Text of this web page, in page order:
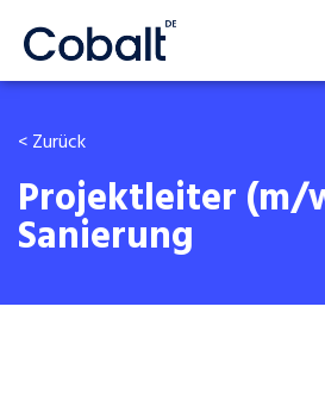
< Zurück
Projektleiter
Sanierung